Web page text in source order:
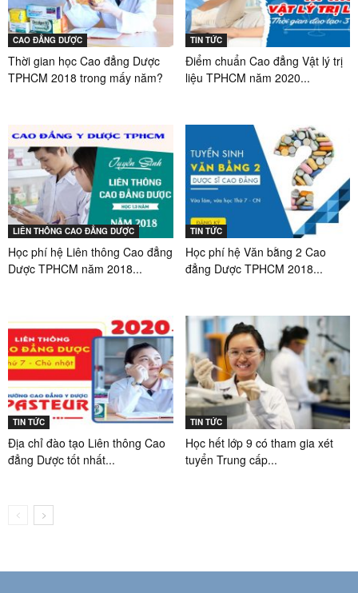
CAO ĐẲNG DƯỢC
Thời gian học Cao đẳng Dược
TPHCM 2018 trong mấy năm?
TIN TỨC
Điểm chuẩn Cao đẳng Vật lý trị
liệu TPHCM năm 2020...
LIÊN THÔNG CAO ĐẲNG DƯỢC
Học phí hệ Liên thông Cao đẳng
Dược TPHCM năm 2018...
TIN TỨC
Học phí hệ Văn bằng 2 Cao
đẳng Dược TPHCM 2018...
TIN TỨC
Địa chỉ đào tạo Liên thông Cao
đẳng Dược tốt nhất...
TIN TỨC
Học hết lớp 9 có tham gia xét
tuyển Trung cấp...